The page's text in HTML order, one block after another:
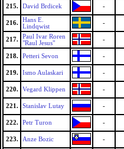
215. David Brdicek -
216.
Hans E.
Lindqwist
-
217.
Paul Ivar Roren
"Raul Jesus"
-
218. Petteri Sevon -
219. Ismo Aulaskari -
220. Vegard Klippen -
221. Stanislav Lutay -
222. Petr Turon -
223. Anze Bozic -